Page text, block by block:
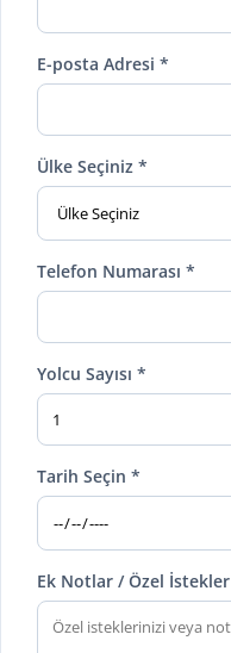
E-posta Adresi *
Ülke Seçiniz *
Telefon Numarası *
Yolcu Sayısı *
Tarih Seçin *
Ek Notlar / Özel İstekler